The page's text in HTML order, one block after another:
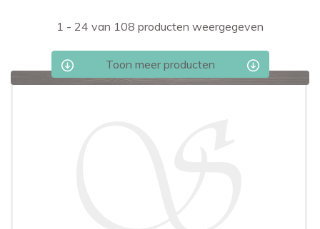
1 - 24 van 108 producten weergegeven
Toon meer producten